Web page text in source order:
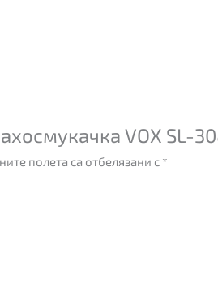
VOX SL-
полета са отбелязани с *